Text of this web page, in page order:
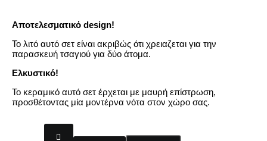
Αποτελεσματικό design!
Το λιτό αυτό σετ είναι ακριβώς ότι χρειαζεται για την
παρασκευή τσαγιού για δύο άτομα.
Ελκυστικό!
Το κεραμικό αυτό σετ έρχεται με μαυρή επίστρωση,
προσθέτοντας μία μοντέρνα νότα στον χώρο σας.